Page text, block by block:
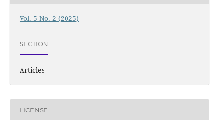
Vol. 5 No. 2 (2025)
SECTION
Articles
LICENSE